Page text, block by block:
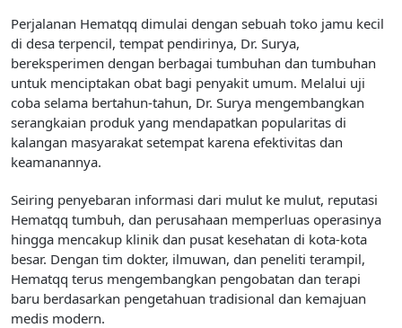
Perjalanan Hematqq dimulai dengan sebuah toko jamu kecil
di desa terpencil, tempat pendirinya, Dr. Surya,
bereksperimen dengan berbagai tumbuhan dan tumbuhan
untuk menciptakan obat bagi penyakit umum. Melalui uji
coba selama bertahun-tahun, Dr. Surya mengembangkan
serangkaian produk yang mendapatkan popularitas di
kalangan masyarakat setempat karena efektivitas dan
keamanannya.
Seiring penyebaran informasi dari mulut ke mulut, reputasi
Hematqq tumbuh, dan perusahaan memperluas operasinya
hingga mencakup klinik dan pusat kesehatan di kota-kota
besar. Dengan tim dokter, ilmuwan, dan peneliti terampil,
Hematqq terus mengembangkan pengobatan dan terapi
baru berdasarkan pengetahuan tradisional dan kemajuan
medis modern.